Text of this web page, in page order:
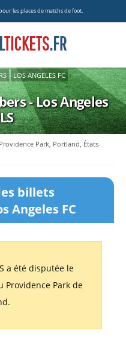
les places de matchs de foot.
LOS ANGELES FC
- Los Angeles
Providence Park, Portland, États-
billets
Angeles FC
a été disputée le
Providence Park de